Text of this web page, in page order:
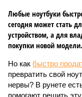
Любые ноутбуки
сегодня может стать
устройством, а для
покупки новой модели.
Но как быстро
превратить свой
нервы? В рунете
помогают решить